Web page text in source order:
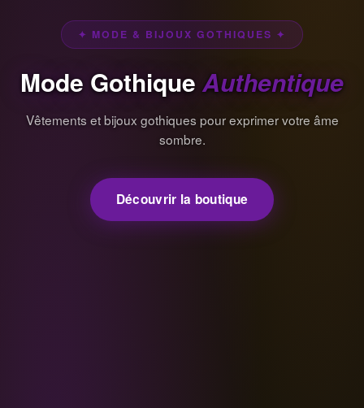
✦ MODE & BIJOUX GOTHIQUES ✦
Mode Gothique Authentique
Vêtements et bijoux gothiques pour exprimer votre âme
sombre.
Découvrir la boutique